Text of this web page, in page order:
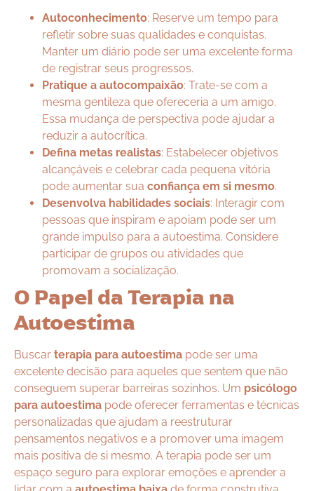
Autoconhecimento: Reserve um tempo para
refletir sobre suas qualidades e conquistas.
Manter um diário pode ser uma excelente forma
de registrar seus progressos.
Pratique a autocompaixão: Trate-se com a
mesma gentileza que ofereceria a um amigo.
Essa mudança de perspectiva pode ajudar a
reduzir a autocrítica.
Defina metas realistas: Estabelecer objetivos
alcançáveis e celebrar cada pequena vitória
pode aumentar sua confiança em si mesmo.
Desenvolva habilidades sociais: Interagir com
pessoas que inspiram e apoiam pode ser um
grande impulso para a autoestima. Considere
participar de grupos ou atividades que
promovam a socialização.
O Papel da Terapia na
Autoestima
Buscar terapia para autoestima pode ser uma
excelente decisão para aqueles que sentem que não
conseguem superar barreiras sozinhos. Um psicólogo
para autoestima pode oferecer ferramentas e técnicas
personalizadas que ajudam a reestruturar
pensamentos negativos e a promover uma imagem
mais positiva de si mesmo. A terapia pode ser um
espaço seguro para explorar emoções e aprender a